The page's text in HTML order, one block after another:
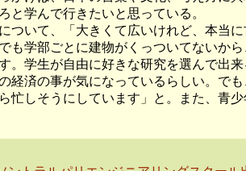
と学んで行きたいと思っている。
ついて、「大きくて広いけれど、本当
も学部ごとに建物がくっついてないか
。学生が自由に好きな研究を選んで出
経済の事が気になっているらしい。で
忙しそうにしています」と。また、青